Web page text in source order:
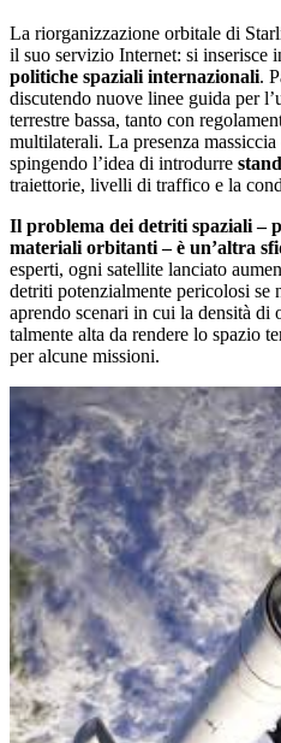
La riorganizzazione orbitale di
il suo servizio Internet: si inserisce
politiche spaziali internazionali.
discutendo nuove linee guida per
terrestre bassa, tanto con
multilaterali. La presenza
spingendo l’idea di introdurre
traiettorie, livelli di traffico e la
Il problema dei detriti spaziali –
materiali orbitanti – è un’altra
esperti, ogni satellite lanciato
detriti potenzialmente pericolosi se
aprendo scenari in cui la densità di
talmente alta da rendere lo spazio
per alcune missioni.